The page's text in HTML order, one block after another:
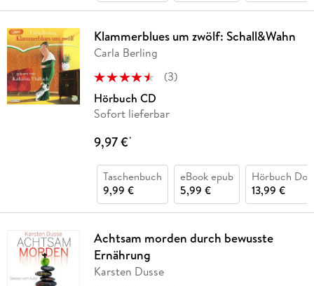
Klammerblues um zwölf: Schall&Wahn
Carla Berling
(3)
Hörbuch CD
Sofort lieferbar
9,97 €*
Taschenbuch
9,99 €
eBook epub
5,99 €
Hörbuch
13,99 €
Achtsam morden durch bewusste
Ernährung
Karsten Dusse